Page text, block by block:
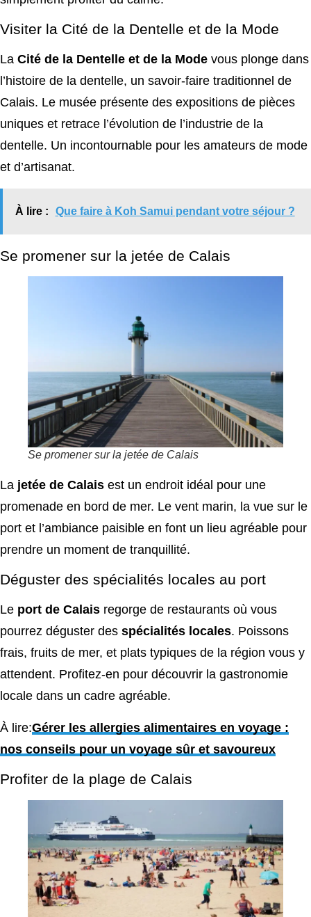
Visiter la Cité de la Dentelle et de la Mode
La Cité de la Dentelle et de la Mode vous plonge dans
l’histoire de la dentelle, un savoir-faire traditionnel de
Calais. Le musée présente des expositions de pièces
uniques et retrace l’évolution de l’industrie de la
dentelle. Un incontournable pour les amateurs de mode
et d’artisanat.
À lire : Que faire à Koh Samui pendant votre séjour ?
Se promener sur la jetée de Calais
Se promener sur la jetée de Calais
La jetée de Calais est un endroit idéal pour une
promenade en bord de mer. Le vent marin, la vue sur le
port et l’ambiance paisible en font un lieu agréable pour
prendre un moment de tranquillité.
Déguster des spécialités locales au port
Le port de Calais regorge de restaurants où vous
pourrez déguster des spécialités locales. Poissons
frais, fruits de mer, et plats typiques de la région vous y
attendent. Profitez-en pour découvrir la gastronomie
locale dans un cadre agréable.
À lire:Gérer les allergies alimentaires en voyage :
nos conseils pour un voyage sûr et savoureux
Profiter de la plage de Calais